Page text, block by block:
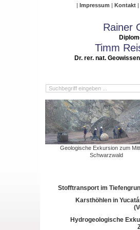
Impressum Kontakt
Rainer
Timm
Dr. rer. nat.
Geologische Exkursion zum
Schwarzwald
Stofftransport im
Karsthöhlen in
Hydrogeologische